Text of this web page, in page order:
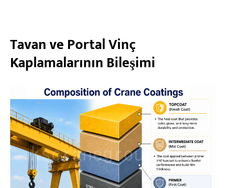
Tavan ve Portal Vinç
Kaplamalarının Bileşimi